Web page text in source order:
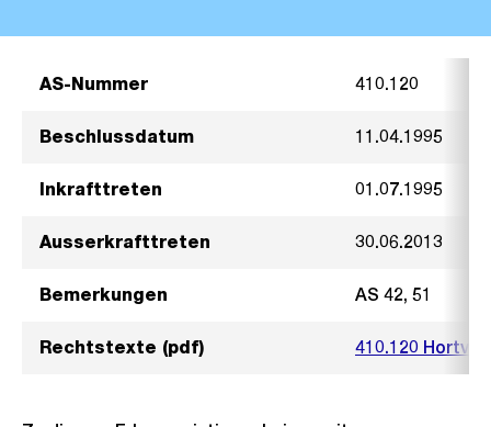
AS-Nummer 410.120
Beschlussdatum 11.04.1995
Inkrafttreten 01.07.1995
Ausserkrafttreten 30.06.2013
Bemerkungen AS 42, 51
Rechtstexte (pdf) 410.120